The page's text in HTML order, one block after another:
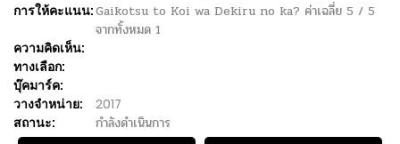
การให้คะแนน:Gaikotsu to Koi wa Dekiru no ka? ค่าเฉลี่ย 5 / 5
จากทั้งหมด 1
ความคิดเห็น:
ทางเลือก:
บุ๊คมาร์ค:
วางจำหน่าย:
2017
สถานะ:
กำลังดำเนินการ